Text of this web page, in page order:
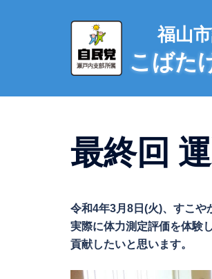
へ
福山
こばた
最終回
令和4年3月8日(火)、すこや
実際に体力測定評価を体験
貢献したいと思います。